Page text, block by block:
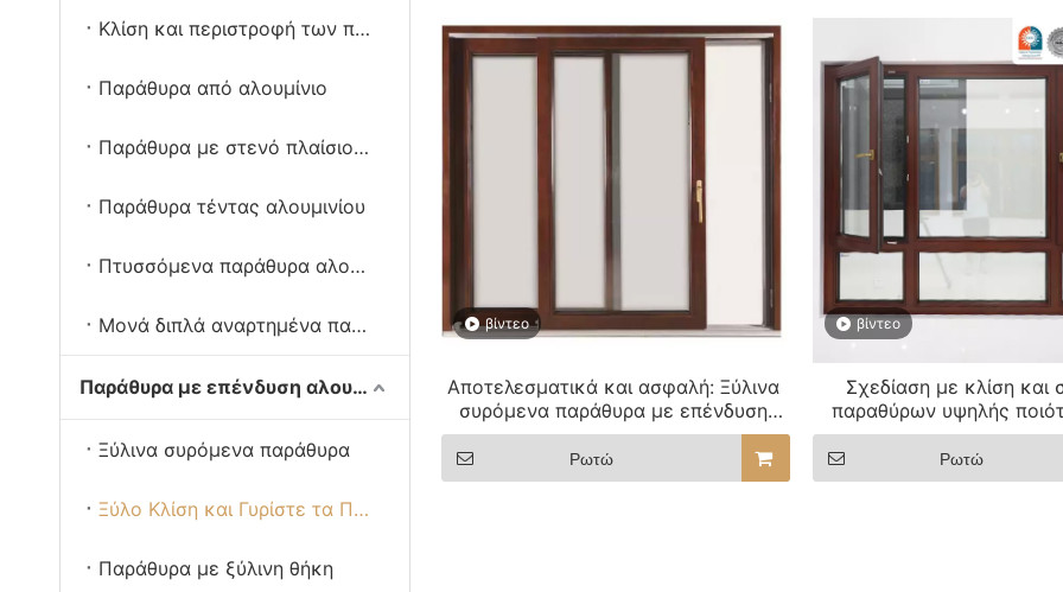
Κλίση και περιστροφή των παραθύρων
Παράθυρα από αλουμίνιο
Παράθυρα με στενό πλαίσιο αλουμινίου
Παράθυρα τέντας αλουμινίου
Πτυσσόμενα παράθυρα αλουμινίου
Μονά διπλά αναρτημένα παράθυρα
Παράθυρα με επένδυση αλουμινίου από ξύλο
Ξύλινα συρόμενα παράθυρα
Ξύλο Κλίση και Γυρίστε τα Παράθυρα
Παράθυρα με ξύλινη θήκη
βίντεο
Αποτελεσματικά και ασφαλή: Ξύλινα
συρόμενα παράθυρα με επένδυση
αλουμινίου για κτίρια φιλοξενίας
Ρωτώ
βίντεο
Σχεδίαση με κλίση και
παραθύρων υψηλής
επένδυση ξύλου από
Εξερευνήστε σχέδια
παραθύρων
Ρωτώ